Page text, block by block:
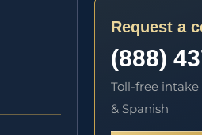
Request a
(888)
Toll-free intake
& Spanish